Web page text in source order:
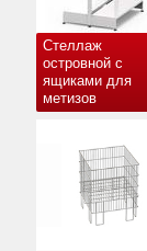
Стеллаж
островной с
ящиками для
метизов